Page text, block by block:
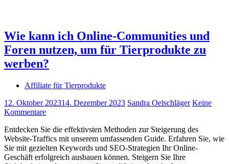
Wie kann ich Online-Communities und
Foren nutzen, um für Tierprodukte zu
werben?
Affiliate für Tierprodukte
12. Oktober 202314. Dezember 2023 Sandra Oelschläger Keine
Kommentare
Entdecken Sie die effektivsten Methoden zur Steigerung des
Website-Traffics mit unserem umfassenden Guide. Erfahren Sie, wie
Sie mit gezielten Keywords und SEO-Strategien Ihr Online-
Geschäft erfolgreich ausbauen können. Steigern Sie Ihre